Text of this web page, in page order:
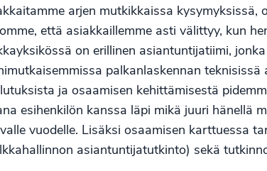
arjen mutkikkaissa kysymyksissä,
että asiakkaillemme asti välittyy, kun
on erillinen asiantuntijatiimi,
palkanlaskennan
ja osaamisen kehittämisestä
esihenkilön kanssa läpi mikä juuri hänellä
vuodelle. Lisäksi osaamisen karttuessa
asiantuntijatutkinto) sekä